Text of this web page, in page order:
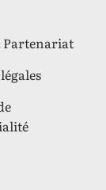
Partenariat